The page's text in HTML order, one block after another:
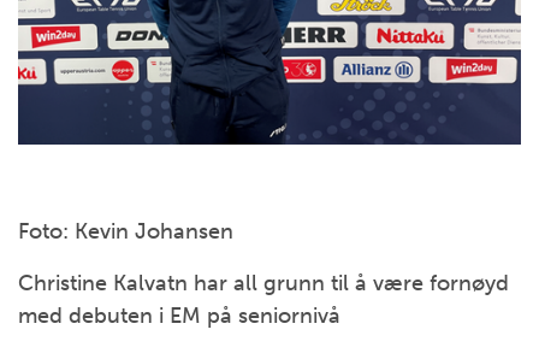
Foto: Kevin Johansen
Christine Kalvatn har all grunn til å være fornøyd
med debuten i EM på seniornivå